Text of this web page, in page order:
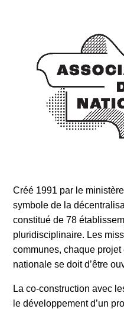
Créé 1991 par le
symbole de la
constitué de 78
pluridisciplinaire. Les
communes, chaque
nationale se doit d’être
La co-construction avec
le développement d’un